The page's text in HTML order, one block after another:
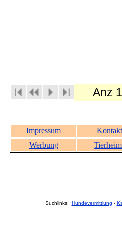
Anz
Impressum Kontakt
Werbung
Suchlinks: Hundevermittlung -